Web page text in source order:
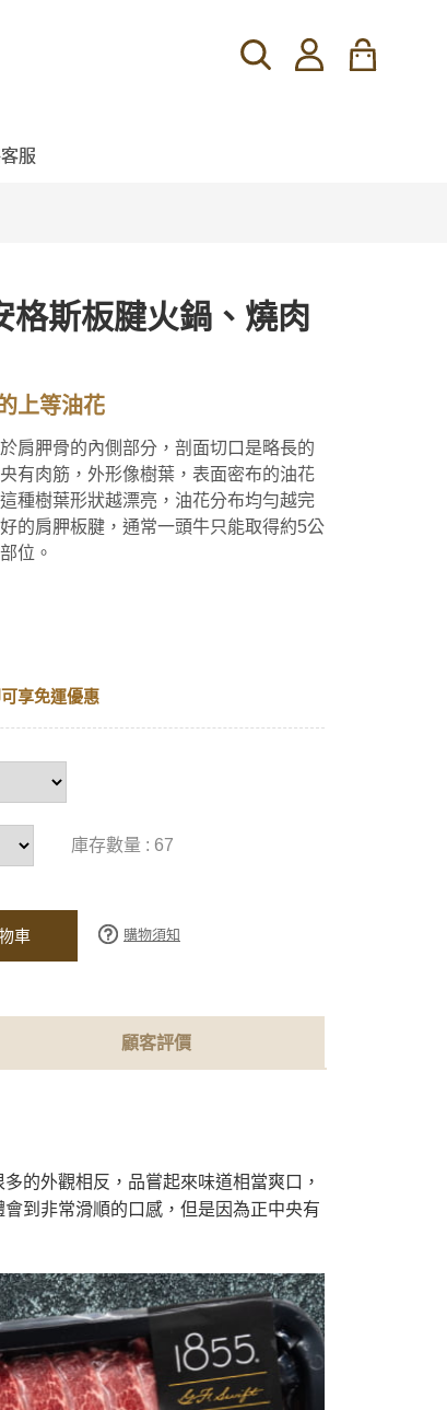
服
格斯板腱火鍋、燒肉
上等油花
肩胛骨的內側部分，剖面切口是略長的
有肉筋，外形像樹葉，表面密布的油花
種樹葉形狀越漂亮，油花分布均勻越完
的肩胛板腱，通常一頭牛只能取得約5公
位。
享免運優惠
庫存數量 : 67
車 購物須知
顧客評價
的外觀相反，品嘗起來味道相當爽口，
到非常滑順的口感，但是因為正中央有